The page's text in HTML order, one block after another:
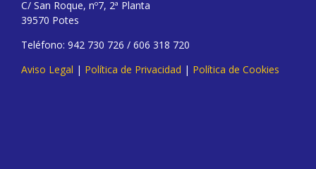
C/ San Roque, nº7, 2ª Planta
39570 Potes
Teléfono: 942 730 726 / 606 318 720
Aviso Legal | Política de Privacidad | Política de Cookies